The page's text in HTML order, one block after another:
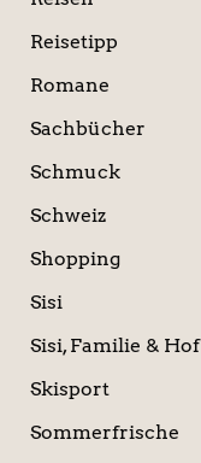
Reisetipp
Romane
Sachbücher
Schmuck
Schweiz
Shopping
Sisi
Sisi, Familie & Hof
Skisport
Sommerfrische